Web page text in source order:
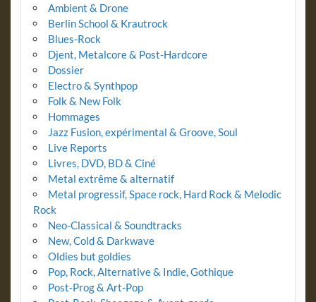
Ambient & Drone
Berlin School & Krautrock
Blues-Rock
Djent, Metalcore & Post-Hardcore
Dossier
Electro & Synthpop
Folk & New Folk
Hommages
Jazz Fusion, expérimental & Groove, Soul
Live Reports
Livres, DVD, BD & Ciné
Metal extrême & alternatif
Metal progressif, Space rock, Hard Rock & Melodic
Rock
Neo-Classical & Soundtracks
New, Cold & Darkwave
Oldies but goldies
Pop, Rock, Alternative & Indie, Gothique
Post-Prog & Art-Pop